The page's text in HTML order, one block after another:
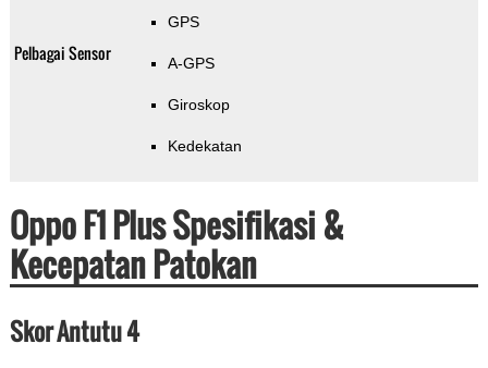
Pelbagai Sensor
GPS
A-GPS
Giroskop
Kedekatan
Oppo F1 Plus Spesifikasi &
Kecepatan Patokan
Skor Antutu 4